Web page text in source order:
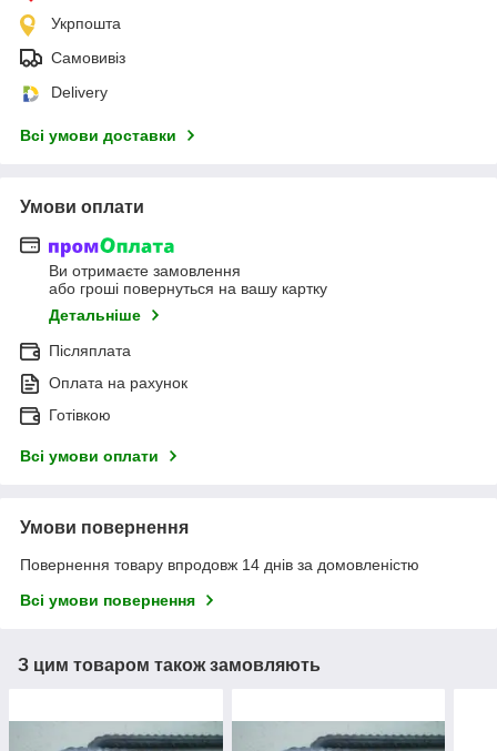
Укрпошта
Самовивіз
Delivery
Всі умови доставки
Умови оплати
Ви отримаєте замовлення
або гроші повернуться на вашу картку
Детальніше
Післяплата
Оплата на рахунок
Готівкою
Всі умови оплати
Умови повернення
Повернення товару впродовж 14 днів за домовленістю
Всі умови повернення
З цим товаром також замовляють